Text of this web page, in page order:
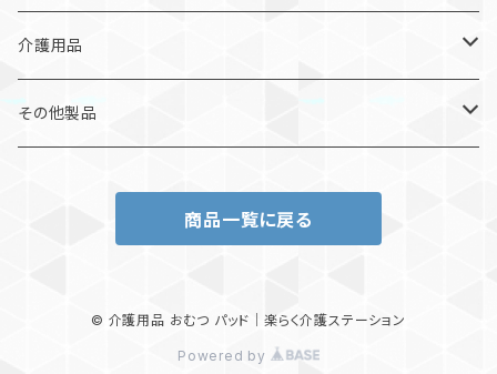
軽失禁パッド
パッドタイプ
テープ止めタイプ
介護用品
ベッドシート
使い捨てエプロン
スキンケア
その他製品
軽失禁パッド（男性用）
商品一覧に戻る
© 介護用品 おむつ パッド｜楽らく介護ステーション
Powered by